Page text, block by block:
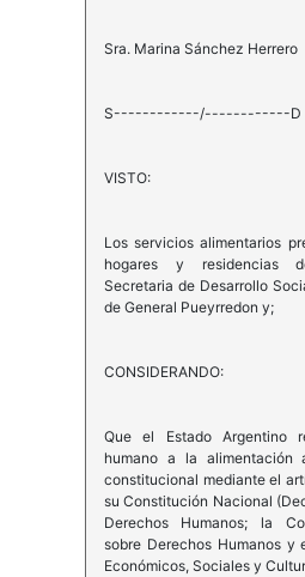
Sra. Marina Sánchez Herrero
S------------/------------D
VISTO:
Los servicios alimentarios
hogares y residencias
Secretaria de Desarrollo
de General Pueyrredon y;
CONSIDERANDO:
Que el Estado Argentino
humano a la alimentación
constitucional mediante el
su Constitución Nacional
Derechos Humanos; la
sobre Derechos Humanos y
Económicos, Sociales y